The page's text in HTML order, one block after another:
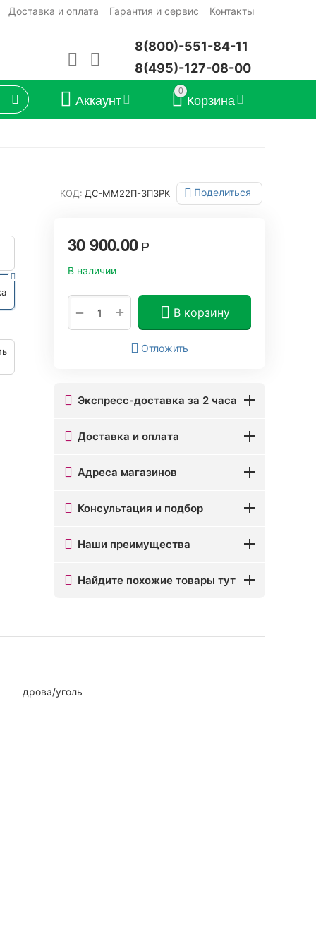
Доставка и оплата Гарантия и сервис Контакты
8(800)-551-84-11
8(495)-127-08-00
0 Корзина
Аккаунт
КОД: ДС-ММ22П-3П3РК Поделиться
30 900.00 Р
В наличии
+
− В корзину
Отложить
Экспресс-доставка за 2 часа
Доставка и оплата
Адреса магазинов
Консультация и подбор
Наши преимущества
Найдите похожие товары тут
дрова/уголь